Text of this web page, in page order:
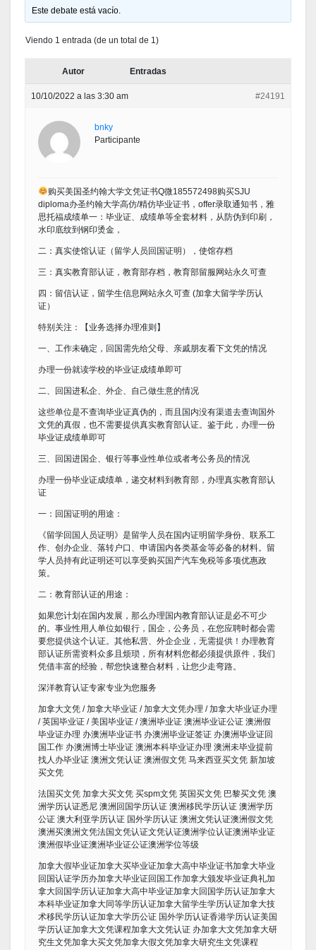
Este debate está vacío.
Viendo 1 entrada (de un total de 1)
Autor Entradas
10/10/2022 a las 3:30 am #24191
bnky
Participante
购买美国圣约翰大学文凭证书Q微185572498购买SJU
diploma办圣约翰大学高仿/精仿毕业证书，offer录取通知书，雅
思托福成绩单一：毕业证、成绩单等全套材料，从防伪到印刷，
水印底纹到钢印烫金，
二：真实使馆认证（留学人员回国证明），使馆存档
三：真实教育部认证，教育部存档，教育部留服网站永久可查
四：留信认证，留学生信息网站永久可查 (加拿大留学学历认
证）
特别关注：【业务选择办理准则】
一、工作未确定，回国需先给父母、亲戚朋友看下文凭的情况
办理一份就读学校的毕业证成绩单即可
二、回国进私企、外企、自己做生意的情况
这些单位是不查询毕业证真伪的，而且国内没有渠道去查询国外
文凭的真假，也不需要提供真实教育部认证。鉴于此，办理一份
毕业证成绩单即可
三、回国进国企、银行等事业性单位或者考公务员的情况
办理一份毕业证成绩单，递交材料到教育部，办理真实教育部认
证
一：回国证明的用途：
《留学回国人员证明》是留学人员在国内证明留学身份、联系工
作、创办企业、落转户口、申请国内各类基金等必备的材料。留
学人员持有此证明还可以享受购买国产汽车免税等多项优惠政
策。
二：教育部认证的用途：
如果您计划在国内发展，那么办理国内教育部认证是必不可少
的。事业性用人单位如银行，国企，公务员，在您应聘时都会需
要您提供这个认证。其他私营、外企企业，无需提供！办理教育
部认证所需资料众多且烦琐，所有材料您都必须提供原件，我们
凭借丰富的经验，帮您快速整合材料，让您少走弯路。
深洋教育认证专家专业为您服务
加拿大文凭 / 加拿大毕业证 / 加拿大文凭办理 / 加拿大毕业证办理
/ 英国毕业证 / 美国毕业证 / 澳洲毕业证 澳洲毕业证公证 澳洲假
毕业证办理 办澳洲毕业证书 办澳洲毕业证签证 办澳洲毕业证回
国工作 办澳洲博士毕业证 澳洲本科毕业证办理 澳洲未毕业提前
找人办毕业证 澳洲文凭认证 澳洲假文凭 马来西亚买文凭 新加坡
买文凭
法国买文凭 加拿大买文凭 买spm文凭 英国买文凭 巴黎买文凭 澳
洲学历认证悉尼 澳洲回国学历认证 澳洲移民学历认证 澳洲学历
公证 澳大利亚学历认证 国外学历认证 澳洲文凭认证澳洲假文凭
澳洲买澳洲文凭法国文凭认证文凭认证澳洲学位认证澳洲毕业证
澳洲假毕业证澳洲毕业证公证澳洲学位等级
加拿大假毕业证加拿大买毕业证加拿大高中毕业证书加拿大毕业
回国认证学历办加拿大毕业证回国工作加拿大颁发毕业证典礼加
拿大回国学历认证加拿大高中毕业证加拿大回国学历认证加拿大
本科毕业证加拿大同等学历认证加拿大留学生学历认证加拿大技
术移民学历认证加拿大学历公证 国外学历认证香港学历认证美国
学历认证加拿大文凭课程加拿大文凭认证 办加拿大文凭加拿大研
究生文凭加拿大买文凭加拿大假文凭加拿大研究生文凭课程